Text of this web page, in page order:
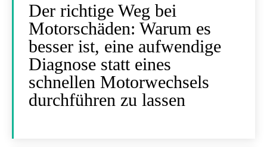
Der richtige Weg bei
Motorschäden: Warum es
besser ist, eine aufwendige
Diagnose statt eines
schnellen Motorwechsels
durchführen zu lassen